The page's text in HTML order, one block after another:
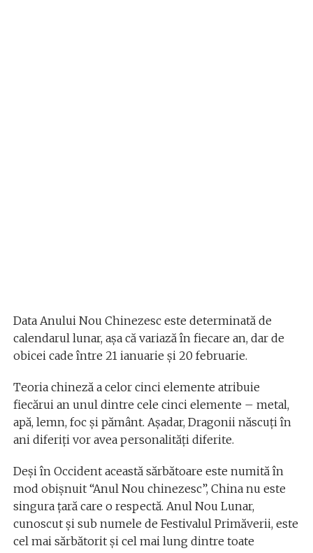
Data Anului Nou Chinezesc este determinată de
calendarul lunar, aşa că variază în fiecare an, dar de
obicei cade între 21 ianuarie şi 20 februarie.
Teoria chineză a celor cinci elemente atribuie
fiecărui an unul dintre cele cinci elemente – metal,
apă, lemn, foc şi pământ. Aşadar, Dragonii născuţi în
ani diferiţi vor avea personalităţi diferite.
Deşi în Occident această sărbătoare este numită în
mod obişnuit “Anul Nou chinezesc”, China nu este
singura ţară care o respectă. Anul Nou Lunar,
cunoscut şi sub numele de Festivalul Primăverii, este
cel mai sărbătorit şi cel mai lung dintre toate